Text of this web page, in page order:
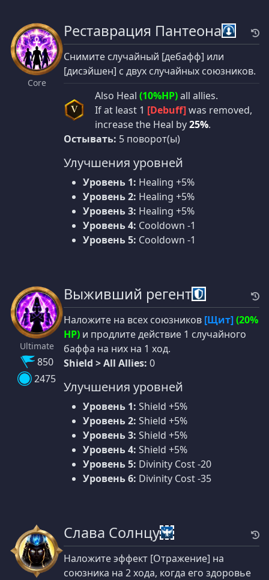
Core
Реставрация Пантеона
Снимите случайный [дебафф] или
[дисэйшен] с двух случайных союзников.
V
Also Heal (10%HP)all allies.
If at least 1 [Debuff]was removed,
increase the Heal by25%.
Остывать: 5 поворот(ы)
Улучшения уровней
Уровень 1: Healing +5%
Уровень 2: Healing +5%
Уровень 3: Healing +5%
Уровень 4: Cooldown -1
Уровень 5: Cooldown -1
Ultimate
850
2475
Выживший регент
Наложите на всех союзников [Щит](20%
HP) и продлите действие 1 случайного
баффа на них на 1 ход.
Shield > All Allies: 0
Улучшения уровней
Уровень 1: Shield +5%
Уровень 2: Shield +5%
Уровень 3: Shield +5%
Уровень 4: Shield +5%
Уровень 5: Divinity Cost -20
Уровень 6: Divinity Cost -35
Слава Солнцу
Наложите эффект [Отражение] на
союзника на 2 хода, когда его здоровье